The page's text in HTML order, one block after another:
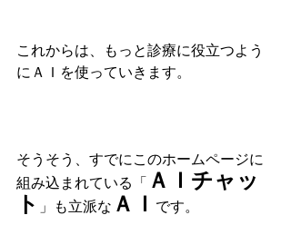
これからは、もっと診療に役立つよう
にＡＩを使っていきます。
そうそう、すでにこのホームページに
組み込まれている「 ＡＩチャッ
ト 」も立派な ＡＩ です。